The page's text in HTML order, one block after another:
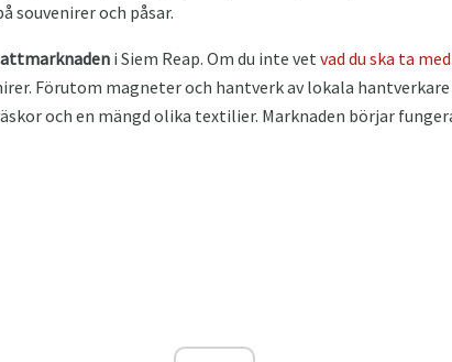
souvenirer och påsar.
i Siem Reap. Om du inte vet vad du ska ta
Förutom magneter och hantverk av lokala hantverkare
och en mängd olika textilier. Marknaden börjar